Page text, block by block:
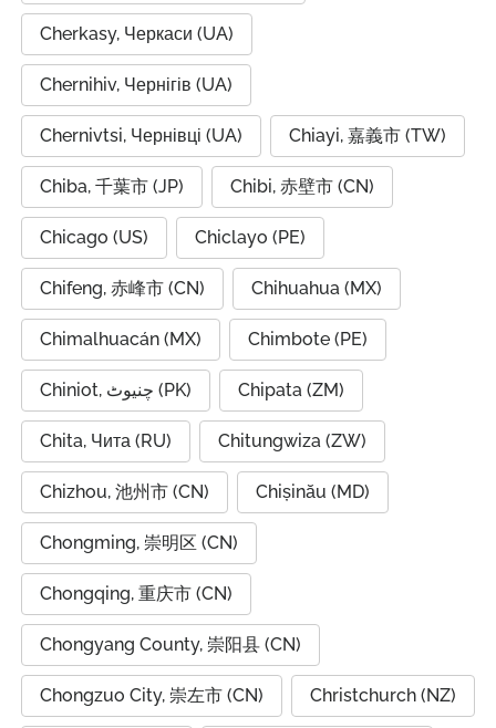
Cherkasy, Черкаси (UA)
Chernihiv, Чернігів (UA)
Chernivtsi, Чернівці (UA) Chiayi, 嘉義市 (TW)
Chiba, 千葉市 (JP) Chibi, 赤壁市 (CN)
Chicago (US) Chiclayo (PE)
Chifeng, 赤峰市 (CN) Chihuahua (MX)
Chimalhuacán (MX) Chimbote (PE)
Chiniot, چنیوٹ (PK) Chipata (ZM)
Chita, Чита (RU) Chitungwiza (ZW)
Chizhou, 池州市 (CN) Chișinău (MD)
Chongming, 崇明区 (CN)
Chongqing, 重庆市 (CN)
Chongyang County, 崇阳县 (CN)
Chongzuo City, 崇左市 (CN) Christchurch (NZ)